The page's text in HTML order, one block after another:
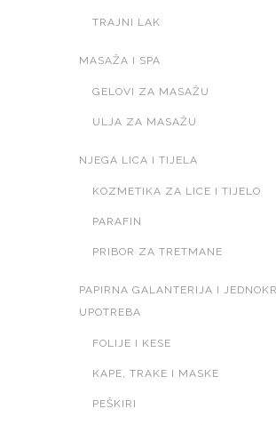
TRAJNI LAK
MASAŽA I SPA
GELOVI ZA MASAŽU
ULJA ZA MASAŽU
NJEGA LICA I TIJELA
KOZMETIKA ZA LICE I TIJELO
PARAFIN
PRIBOR ZA TRETMANE
PAPIRNA GALANTERIJA I
UPOTREBA
FOLIJE I KESE
KAPE, TRAKE I MASKE
PEŠKIRI